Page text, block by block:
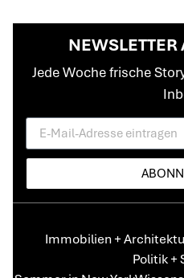
Jede Woche frische
Immobilien +
Politik +